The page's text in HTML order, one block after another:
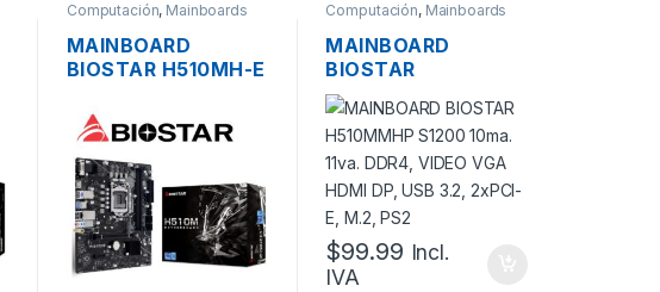
Computación, Mainboards
MAINBOARD
BIOSTAR H510MH-E
GEN, DDR4, VIDEO
VGA/HDMI, M.2
Computación, Mainboards
MAINBOARD
BIOSTAR
H510MMHP S1200
10MA. 11VA. DDR4,
VIDEO VGA HDMI
DP, USB 3.2, 2XPCI-
E, M.2, PS2
$99.99 Incl.
IVA